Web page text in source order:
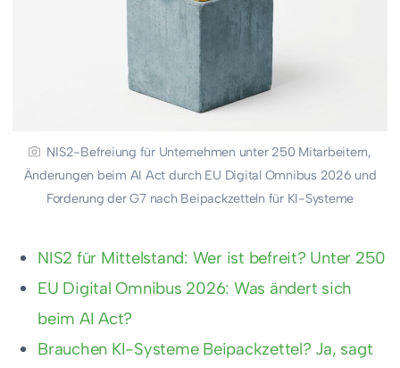
NIS2-Befreiung für Unternehmen unter 250 Mitarbeitern,
Änderungen beim AI Act durch EU Digital Omnibus 2026 und
Forderung der G7 nach Beipackzetteln für KI-Systeme
NIS2 für Mittelstand: Wer ist befreit? Unter 250
EU Digital Omnibus 2026: Was ändert sich
beim AI Act?
Brauchen KI-Systeme Beipackzettel? Ja, sagt